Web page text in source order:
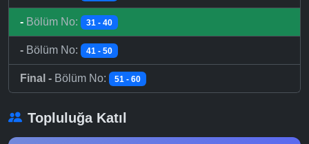
- Bölüm No: 31 - 40
- Bölüm No: 41 - 50
Final - Bölüm No: 51 - 60
Topluluğa Katıl